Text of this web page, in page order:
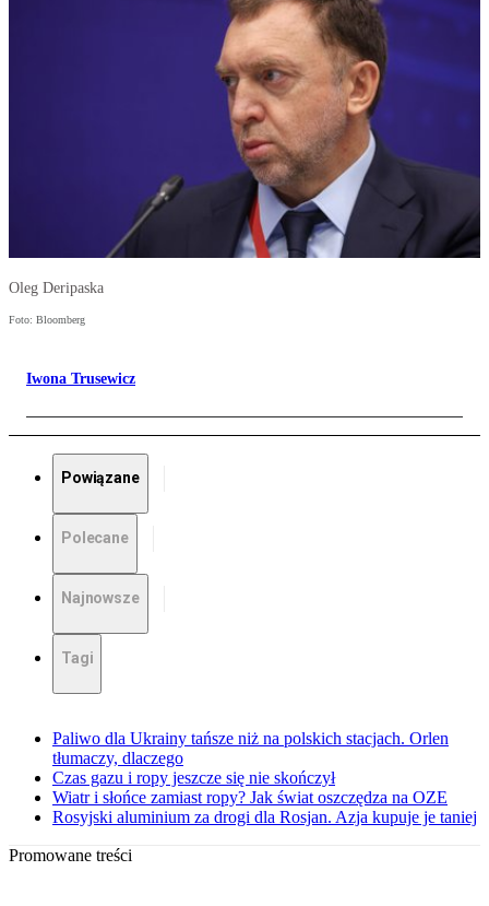
Oleg Deripaska
Foto: Bloomberg
Iwona Trusewicz
Powiązane
Polecane
Najnowsze
Tagi
Paliwo dla Ukrainy tańsze niż na polskich stacjach. Orlen
tłumaczy, dlaczego
Czas gazu i ropy jeszcze się nie skończył
Wiatr i słońce zamiast ropy? Jak świat oszczędza na OZE
Rosyjski aluminium za drogi dla Rosjan. Azja kupuje je taniej
Promowane treści